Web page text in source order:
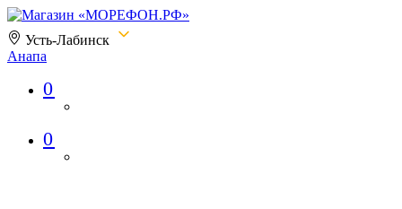
Усть-Лабинск
Анапа
Магазин «МОРЕФОН.РФ»
0
0